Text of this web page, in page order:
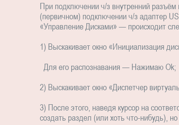
При подключении ч/з внутренний
(первичном) подключении ч/з адаптер
«Управление Дисками» — происходит
1) Выскакивает окно «Инициализация
Для его распознавания — Нажимаю Ok;
2) Выскакивает окно «Диспетчер
3) После этого, наведя курсор на
создать раздел (или хоть что-нибудь),